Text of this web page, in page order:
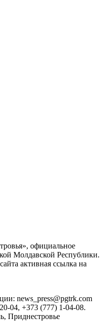
официальное
Молдавской Республики.
активная ссылка на
news_press@pgtrk.com
04, +373 (777) 1-04-08.
Приднестровье